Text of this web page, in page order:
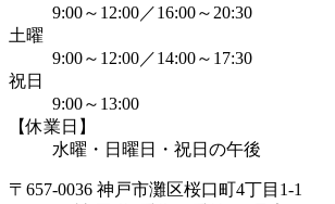
9:00～12:00／16:00～20:30
土曜
9:00～12:00／14:00～17:30
祝日
9:00～13:00
【休業日】
水曜・日曜日・祝日の午後
〒657-0036 神戸市灘区桜口町4丁目1-1